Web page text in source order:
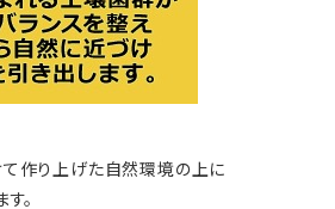
作り上げた自然環境の上に
。